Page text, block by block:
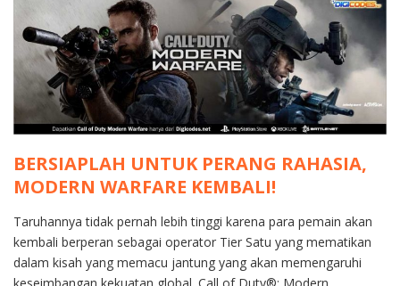
BERSIAPLAH UNTUK PERANG RAHASIA,
MODERN WARFARE KEMBALI!
Taruhannya tidak pernah lebih tinggi karena para pemain akan
kembali berperan sebagai operator Tier Satu yang mematikan
dalam kisah yang memacu jantung yang akan memengaruhi
keseimbangan kekuatan global. Call of Duty®: Modern